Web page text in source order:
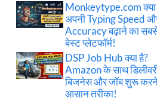
Monkeytype.com क्या
अपनी Typing Speed
Accuracy बढ़ाने का
बेस्ट प्लेटफॉर्म!
DSP Job Hub क्या है?
Amazon के साथ
बिजनेस और जॉब शुरू
आसान तरीका!